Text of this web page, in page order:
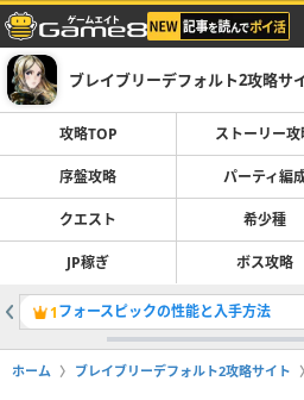
ブレイブリーデフォルト2攻略サ
攻略TOP ストーリー攻
序盤攻略 パーティ編
クエスト 希少種
JP稼ぎ ボス攻略
1フォースピックの性能と入手方法
ホーム ブレイブリーデフォルト2攻略サイト